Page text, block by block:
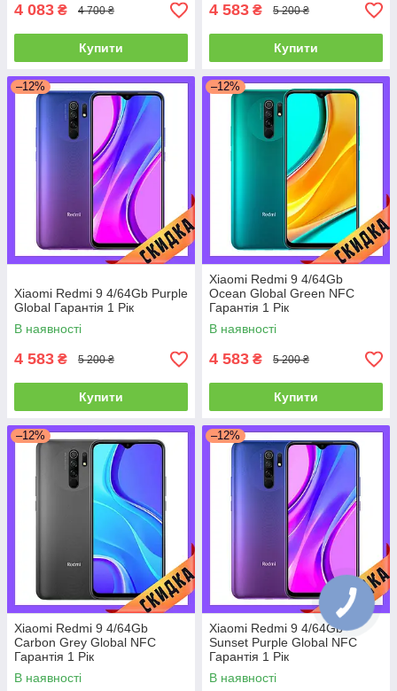
4 083 ₴ 4 700 ₴
Купити
4 583 ₴ 5 200 ₴
Купити
–12%
Xiaomi Redmi 9 4/64Gb Purple
Global Гарантія 1 Рік
В наявності
4 583 ₴ 5 200 ₴
Купити
–12%
Xiaomi Redmi 9 4/64Gb
Ocean Global Green NFC
Гарантія 1 Рік
В наявності
4 583 ₴ 5 200 ₴
Купити
–12%
Xiaomi Redmi 9 4/64Gb
Carbon Grey Global NFC
Гарантія 1 Рік
В наявності
–12%
Xiaomi Redmi 9 4/64Gb
Sunset Purple Global NFC
Гарантія 1 Рік
В наявності